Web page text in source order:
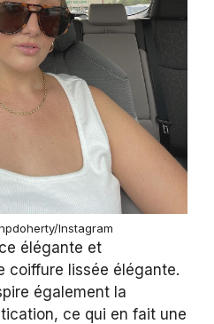
Instagram
élégante et
coiffure lissée élégante.
également la
ce qui en fait une